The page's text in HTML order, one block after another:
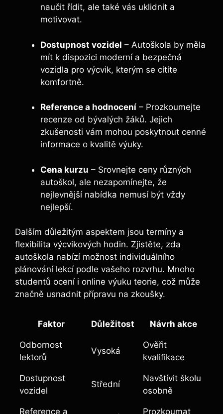
naučit řídit, ale také vás uklidnit a
motivovat.
Dostupnost vozidel – Autoškola by měla
mít k dispozici moderní a bezpečná
vozidla pro výcvik, kterým se cítíte
komfortně.
Reference a hodnocení – Prozkoumejte
recenze od bývalých žáků. Jejich
zkušenosti vám mohou poskytnout cenné
informace o kvalitě výuky.
Cena kurzu – Srovnejte ceny různých
autoškol, ale nezapomínejte, že
nejlevnější nabídka nemusí být vždy
nejlepší.
Dalším důležitým aspektem jsou termíny a
flexibilita výcvikových hodin. Zjistěte, zda
autoškola nabízí možnost individuálního
plánování lekcí podle vašeho rozvrhu. Mnoho
studentů ocení i online výuku teorie, což může
značně usnadnit přípravu na zkoušky.
Faktor Důležitost Návrh akce
Odbornost
lektorů
Vysoká
Ověřit
kvalifikace
Dostupnost
vozidel
Střední
Navštívit školu
osobně
Reference a Prozkoumat